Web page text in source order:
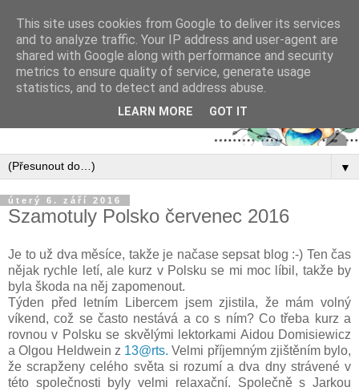
▼
úterý 6. září 2016
Szamotuly Polsko červenec 2016
Je to už dva měsíce, takže je načase sepsat blog :-) Ten čas
nějak rychle letí, ale kurz v Polsku se mi moc líbil, takže by
byla škoda na něj zapomenout.
Týden před letním Libercem jsem zjistila, že mám volný
víkend, což se často nestává a co s ním? Co třeba kurz a
rovnou v Polsku se skvělými lektorkami Aidou Domisiewicz
a Olgou Heldwein z 13@rts. Velmi příjemným zjištěním bylo,
že scrapženy celého světa si rozumí a dva dny strávené v
této společnosti byly velmi relaxační. Společně s Jarkou
This site uses cookies from Google to deliver its services
and to analyze traffic. Your IP address and user-agent are
shared with Google along with performance and security
metrics to ensure quality of service, generate usage
statistics, and to detect and address abuse.
LEARN MORE GOT IT